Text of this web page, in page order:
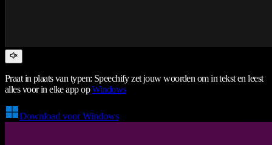
Praat in plaats van typen: Speechify zet jouw woorden om in tekst en leest
alles voor in elke app opWindows
Download voor Windows